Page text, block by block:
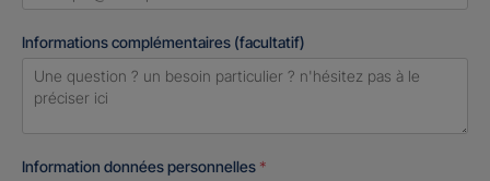
Informations complémentaires (facultatif)
Information données personnelles *